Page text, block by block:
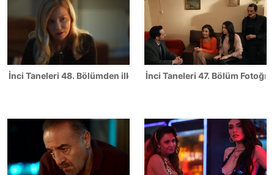
İnci Taneleri 48. Bölümden ilk kareler!İnci Taneleri 47. Bölüm